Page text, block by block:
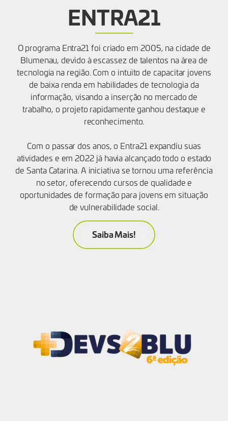
ENTRA21
O programa Entra21 foi criado em 2005, na cidade de
Blumenau, devido à escassez de talentos na área de
tecnologia na região. Com o intuito de capacitar jovens
de baixa renda em habilidades de tecnologia da
informação, visando a inserção no mercado de
trabalho, o projeto rapidamente ganhou destaque e
reconhecimento.
Com o passar dos anos, o Entra21 expandiu suas
atividades e em 2022 já havia alcançado todo o estado
de Santa Catarina. A iniciativa se tornou uma referência
no setor, oferecendo cursos de qualidade e
oportunidades de formação para jovens em situação
de vulnerabilidade social.
Saiba Mais!